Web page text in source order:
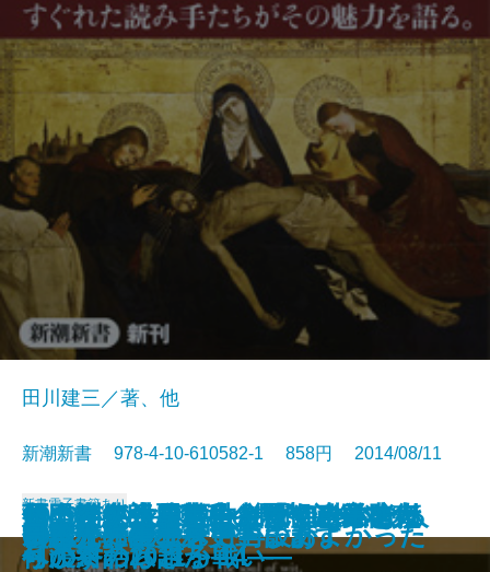
西田幾多郎―無私の思想と日本人
―
営業部はバカなのか
会話のきっかけ
見えない世界戦争―「サイバー
戦」最新報告―
すごいインド―なぜグローバル人
材が輩出するのか―
なぜ時代劇は滅びるのか
死ぬな―生きていれば何とかなる
―
心の病が職場を潰す
日本の風俗嬢
はじめて読む聖書
田川建三／著、他
新潮新書 978-4-10-610582-1 858円 2014/08/11
新書電子書籍あり
原発とどう向き合うか―科学者た
ちの対話2011～'14―
60歳からの生き方再設計
余計な一言
知の訓練―日本にとって政治とは
何か―
凶悪犯罪者こそ更生します
領土喪失の悪夢―尖閣・沖縄を売
り渡すのは誰か―
1949年の大東亜共栄圏―自主防衛
への終わらざる戦い―
ルポ 介護独身
「自分」の壁
日本人に生まれて、まあよかった